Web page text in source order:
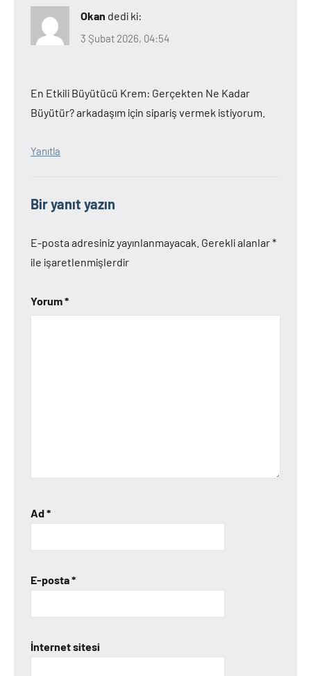
Okan dedi ki:
3 Şubat 2026, 04:54
En Etkili Büyütücü Krem: Gerçekten Ne Kadar
Büyütür? arkadaşım için sipariş vermek istiyorum.
Yanıtla
Bir yanıt yazın
E-posta adresiniz yayınlanmayacak. Gerekli alanlar*
ile işaretlenmişlerdir
Yorum*
Ad*
E-posta*
İnternet sitesi